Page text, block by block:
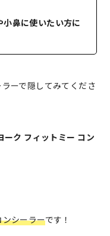
小鼻に使いたい方に
ーで隠してみてくださ
ーク フィットミー コン
シーラーです！